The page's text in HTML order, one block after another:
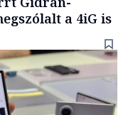
a 4iG is